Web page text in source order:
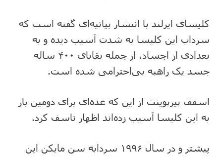
کلیسای ایرلند با انتشار بیانیه‌ای گفته است که
سرداب این کلیسا به شدت آسیب دیده و به
تعدادی از اجساد، از جمله بقایای ۴۰۰ ساله
جسد یک راهبه بی‌احترامی شده است.
اسقف پیرپوینت از این که عده‌ای برای دومین بار
به این کلیسا آسیب زده‌اند اظهار تاسف کرد.
پیشتر و در سال ۱۹۹۶ سردابه سن مایکن این